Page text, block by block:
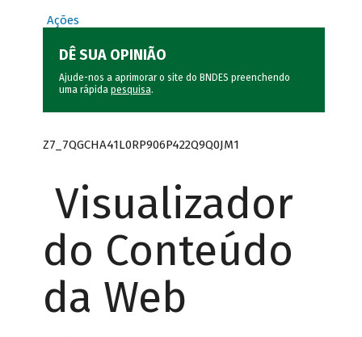
Ações
DÊ SUA OPINIÃO
Ajude-nos a aprimorar o site do BNDES preenchendo
uma rápida pesquisa.
Z7_7QGCHA41L0RP906P422Q9Q0JM1
Visualizador
do Conteúdo
da Web